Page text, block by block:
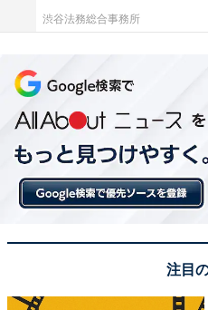
渋谷法務総合事務所
注目